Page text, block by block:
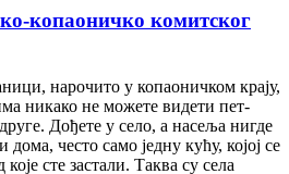
копаоничко комитског
нарочито у копаоничком крају,
никако не можете видети пет-
Дођете у село, а насеља нигде
често само једну кућу, којој се
сте застали. Таква су села